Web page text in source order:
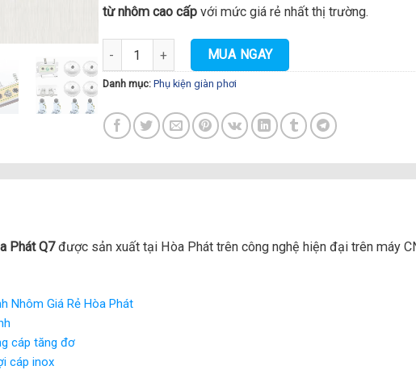
từ nhôm cao cấpvới mức giá rẻ nhất thị trường.
Bộ tời giàn phơi thông minh Hòa Phát Q7 số lượng
MUA NGAY
Danh mục: Phụ kiện giàn phơi
Phát Q7được sản xuất tại Hòa Phát trên công nghệ hiện đại trên máy
Nhôm Giá Rẻ Hòa Phát
cáp tăng đơ
cáp inox